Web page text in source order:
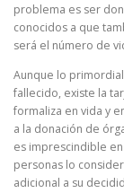
problema es ser
conocidos a que
será el número de
Aunque lo
fallecido, existe la
formaliza en vida y
a la donación de
es imprescindible
personas lo
adicional a su